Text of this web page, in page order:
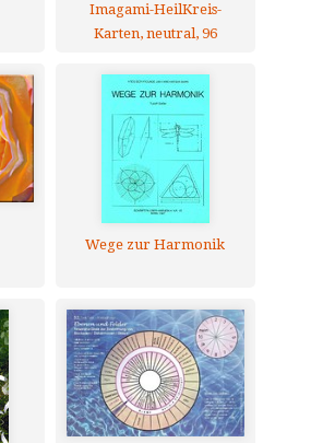
Imagami-HeilKreis-
Karten, neutral, 96
Aspekte
Wege zur Harmonik